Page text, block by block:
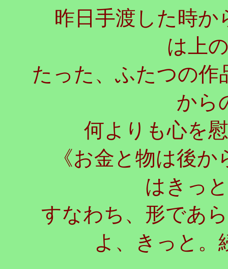
昨日手渡した時か
は上
たった、ふたつの作
から
何よりも心を
《お金と物は後か
はきっ
すなわち、形であ
よ、きっと。